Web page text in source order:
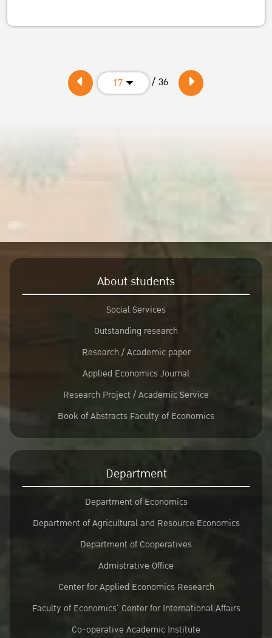
17 / 36
About students
Social Services
Outstanding research
Research / Academic paper
Applied Economics Journal
Research Project / Academic Service
Book of Abstracts Faculty of Economics
Department
Department of Economics
Department of Agricultural and Resource Economics
Department of Cooperatives
Admistrative Office
Center for Applied Economics Research
Faculty of Economics’ Center for International Affairs
Co-operative Academic Institute